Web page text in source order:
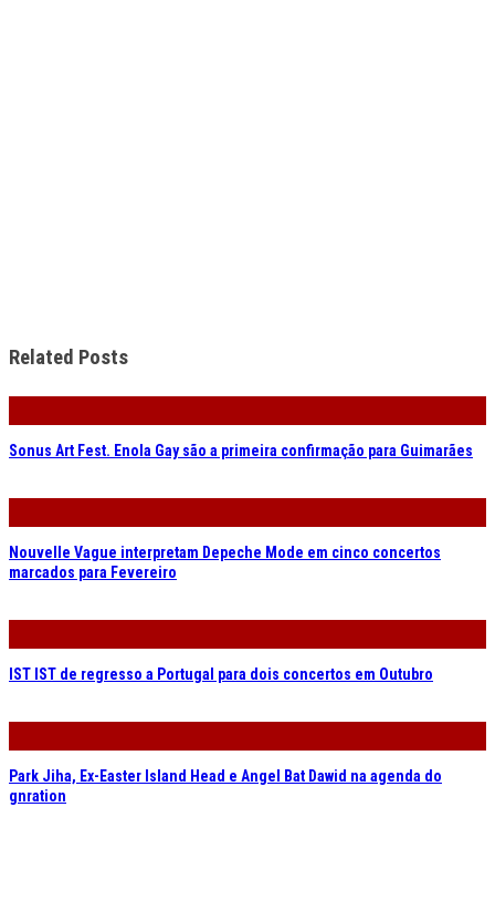
Related Posts
Sonus Art Fest. Enola Gay são a primeira confirmação para Guimarães
Nouvelle Vague interpretam Depeche Mode em cinco concertos
marcados para Fevereiro
IST IST de regresso a Portugal para dois concertos em Outubro
Park Jiha, Ex-Easter Island Head e Angel Bat Dawid na agenda do
gnration